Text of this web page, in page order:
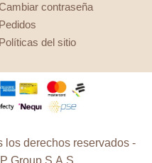
contraseña
Pedidos
Políticas del sitio
los derechos reservados -